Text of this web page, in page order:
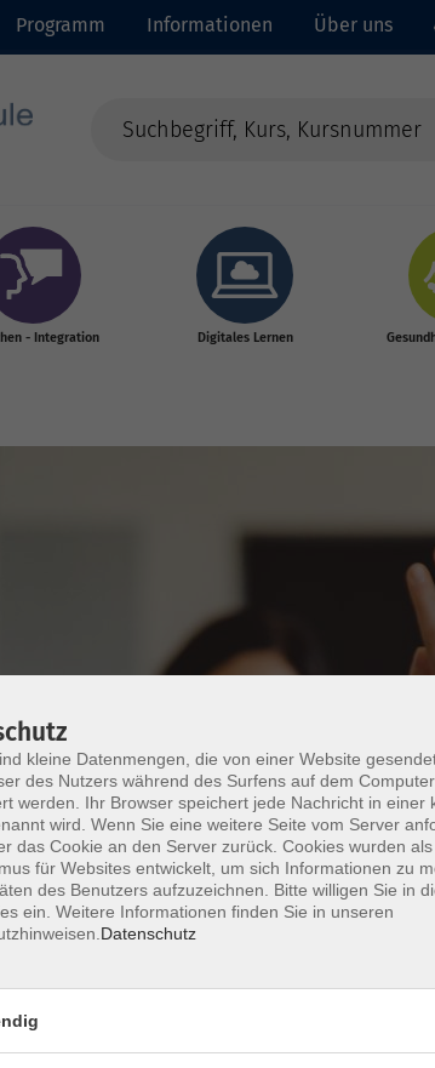
Programm Informationen Über uns
- Integration Digitales Lernen
Mailadresse an die Dozentin zu.
ab Lekt. 3
kleine Datenmengen, die von einer Website
des Nutzers während des Surfens auf dem
werden. Ihr Browser speichert jede Nachricht in einer
wird. Wenn Sie eine weitere Seite vom Server
das Cookie an den Server zurück. Cookies wurden
für Websites entwickelt, um sich Informationen zu
des Benutzers aufzuzeichnen. Bitte willigen Sie in
ein. Weitere Informationen finden Sie in unseren
Datenschutz